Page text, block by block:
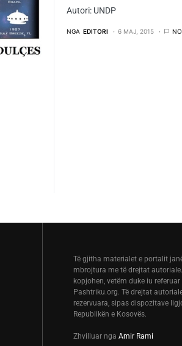
Autori: UNDP
NGA EDITORI 6 MAJ, 2015
Të gjitha materialet e portalit
mbrojtura me të drejtat
kopjohen, vetëm duke iu
Pashtriku.org. Të drejtat
rezervuara, sipas dispozitave
Republikën e Kosovës.
Zhvilluar nga Amir Rami